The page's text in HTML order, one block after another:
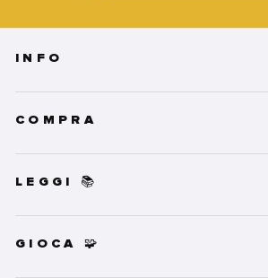
INFO
COMPRA
LEGGI 📚
GIOCA 🧩